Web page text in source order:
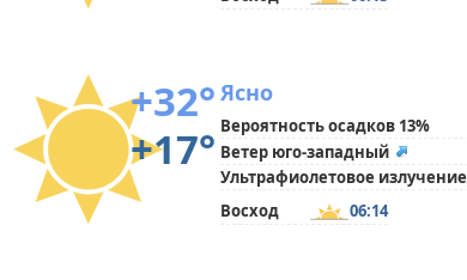
+32°
+17°
Ясно
Вероятность осадков 13%
Ветер юго-западный
Ультрафиолетовое излучение
Восход
06:14